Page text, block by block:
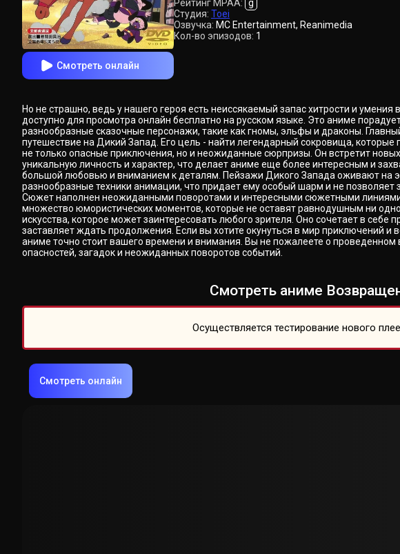
Смотреть онлайн
Рейтинг MPAA: g
Студия: Toei
Озвучка: MC Entertainment, Reanimedia
Кол-во эпизодов: 1
Но не страшно, ведь у нашего героя есть неиссякаемый запас хитрости и
доступно для просмотра онлайн бесплатно на русском языке. Это аниме
разнообразные сказочные персонажи, такие как гномы, эльфы и драконы.
путешествие на Дикий Запад. Его цель - найти легендарный сокровища, которые
не только опасные приключения, но и неожиданные сюрпризы. Он встретит
уникальную личность и характер, что делает аниме еще более интересным и
большой любовью и вниманием к деталям. Пейзажи Дикого Запада оживают на
разнообразные техники анимации, что придает ему особый шарм и не
Сюжет наполнен неожиданными поворотами и интересными сюжетными
множество юмористических моментов, которые не оставят равнодушным ни
искусства, которое может заинтересовать любого зрителя. Оно сочетает в
заставляет ждать продолжения. Если вы хотите окунуться в мир приключений и
аниме точно стоит вашего времени и внимания. Вы не пожалеете о
опасностей, загадок и неожиданных поворотов событий.
Смотреть аниме
Осуществляется тестирование нового
Смотреть онлайн